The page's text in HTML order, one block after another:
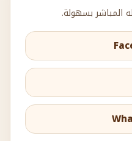
المباشر بسهولة.